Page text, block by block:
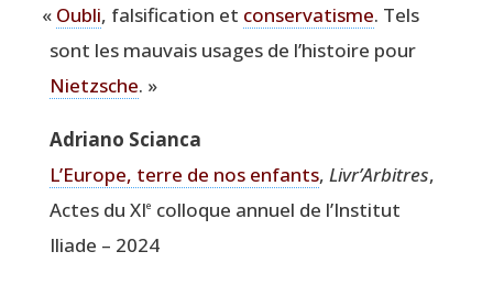
« Oubli, fal­si­fi­ca­tion et conser­va­tisme. Tels
sont les mau­vais usages de l’histoire pour
Nietzsche. »
Adria­no Scianca
L’Europe, terre de nos enfants, Livr’Arbitres,
Actes du XIe col­loque annuel de l’Institut
Iliade – 2024